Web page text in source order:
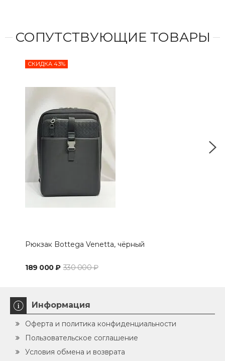
СОПУТСТВУЮЩИЕ ТОВАРЫ
СКИДКА 43%
Рюкзак Bottega Venetta, чёрный
189 000 ₽ 330 000 ₽
Информация
Оферта и политика конфиденциальности
Пользовательское соглашение
Условия обмена и возврата